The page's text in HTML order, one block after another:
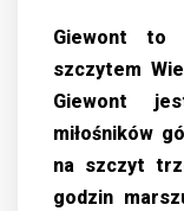
Giewont to
szczytem
Giewont
miłośników
na szczyt
godzin